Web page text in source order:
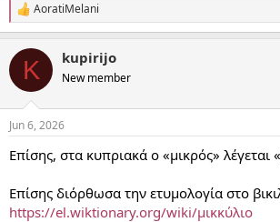
R
e
c
i
s
AoratiMelani
K kupirijo
New member
Jun 6, 2026
Επίσης, στα κυπριακά ο «μικρός» λέγεται
Επίσης διόρθωσα την ετυμολογία στο
https://el.wiktionary.org/wiki/μικκύλιο